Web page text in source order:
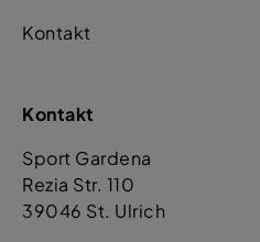
Kontakt
Kontakt
Sport Gardena
Rezia Str. 110
39046 St. Ulrich